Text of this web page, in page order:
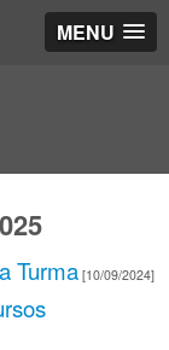
MENU
Turma [10/09/2024]